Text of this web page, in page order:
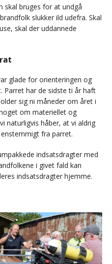
skal bruges for at undgå
slukker ild udefra. Skal
skal der uddannede
glade for orienteringen og
Parret har de sidste ti år haft
sig ni måneder om året i
om materiellet og
naturligvis håber, at vi aldrig
fra parret.
indsatsdragter med
i givet fald kan
indsatsdragter hjemme.